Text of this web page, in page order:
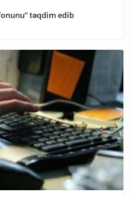
təqdim edib